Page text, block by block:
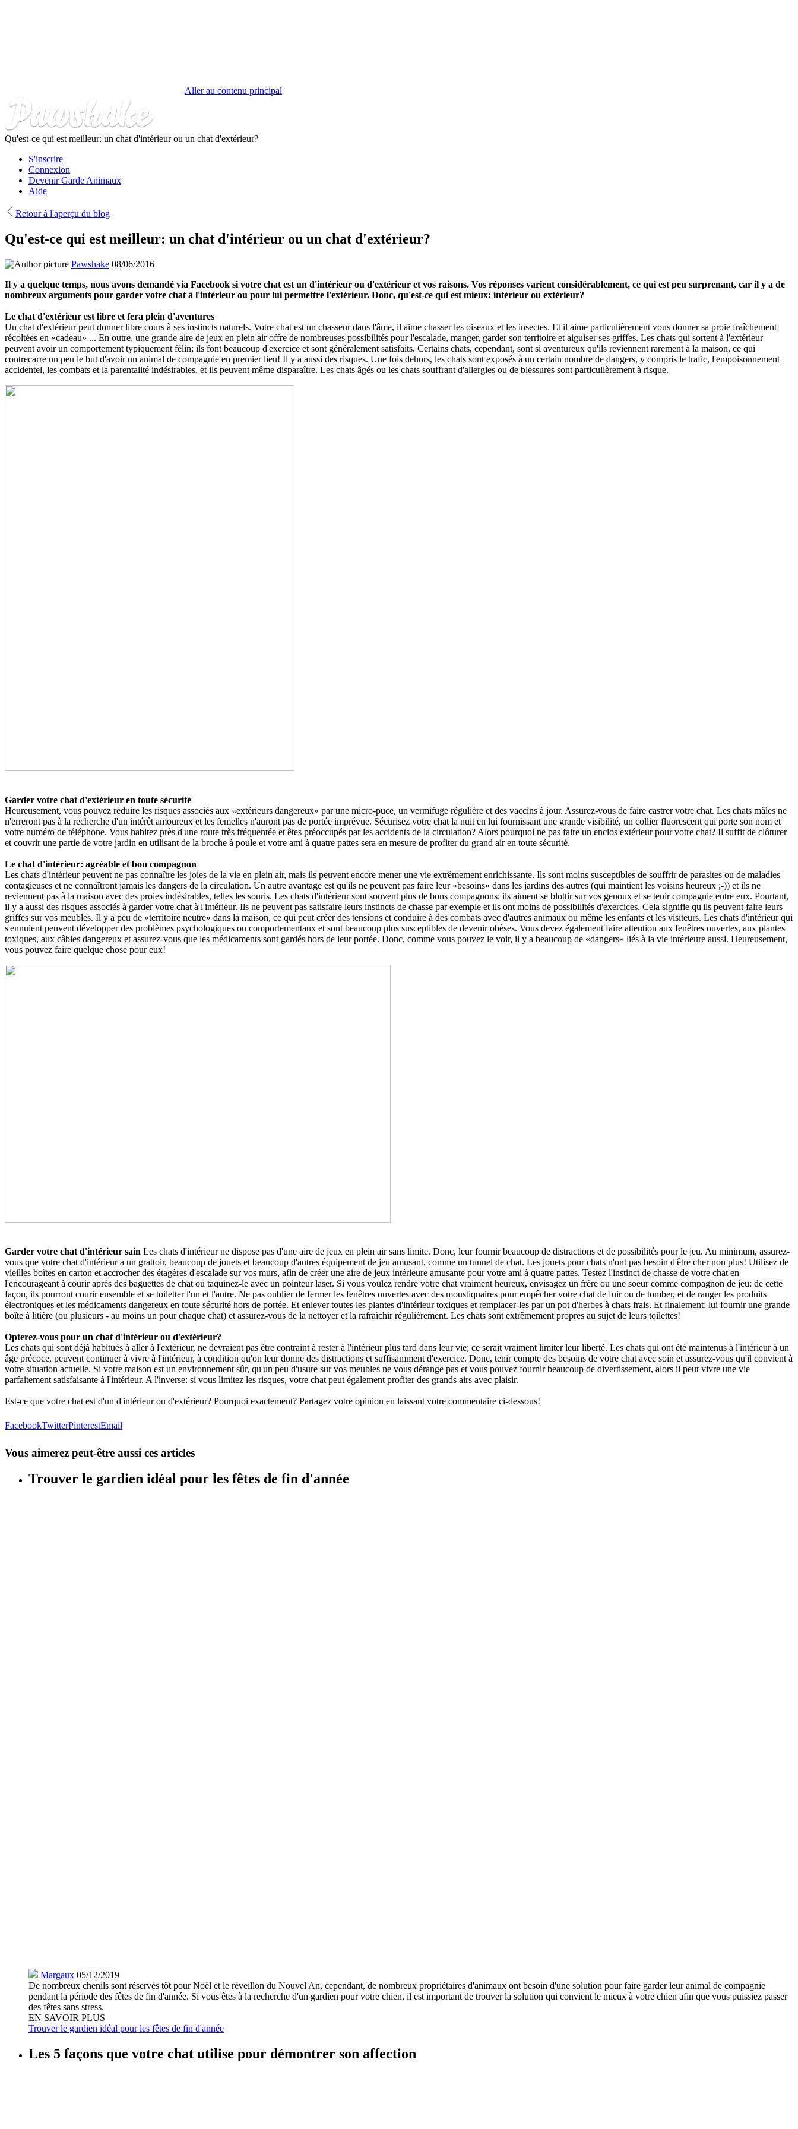
Aller au contenu principal
Qu'est-ce qui est meilleur: un chat d'intérieur ou un chat d'extérieur?
S'inscrire
Connexion
Devenir Garde Animaux
Aide
Retour à l'aperçu du blog
Qu'est-ce qui est meilleur: un chat d'intérieur ou un chat d'extérieur?
Pawshake 08/06/2016
Il y a quelque temps, nous avons demandé via Facebook si votre chat est un d'intérieur ou d'extérieur et vos raisons. Vos réponses varient considérablement, ce qui est peu surprenant, car il y a de
nombreux arguments pour garder votre chat à l'intérieur ou pour lui permettre l'extérieur. Donc, qu'est-ce qui est mieux: intérieur ou extérieur?
Le chat d'extérieur est libre et fera plein d'aventures
Un chat d'extérieur peut donner libre cours à ses instincts naturels. Votre chat est un chasseur dans l'âme, il aime chasser les oiseaux et les insectes. Et il aime particulièrement vous donner sa proie fraîchement
récoltées en «cadeau» ... En outre, une grande aire de jeux en plein air offre de nombreuses possibilités pour l'escalade, manger, garder son territoire et aiguiser ses griffes. Les chats qui sortent à l'extérieur
peuvent avoir un comportement typiquement félin; ils font beaucoup d'exercice et sont généralement satisfaits. Certains chats, cependant, sont si aventureux qu'ils reviennent rarement à la maison, ce qui
contrecarre un peu le but d'avoir un animal de compagnie en premier lieu! Il y a aussi des risques. Une fois dehors, les chats sont exposés à un certain nombre de dangers, y compris le trafic, l'empoisonnement
accidentel, les combats et la parentalité indésirables, et ils peuvent même disparaître. Les chats âgés ou les chats souffrant d'allergies ou de blessures sont particulièrement à risque.
Garder votre chat d'extérieur en toute sécurité
Heureusement, vous pouvez réduire les risques associés aux «extérieurs dangereux» par une micro-puce, un vermifuge régulière et des vaccins à jour. Assurez-vous de faire castrer votre chat. Les chats mâles ne
n'erreront pas à la recherche d'un intérêt amoureux et les femelles n'auront pas de portée imprévue. Sécurisez votre chat la nuit en lui fournissant une grande visibilité, un collier fluorescent qui porte son nom et
votre numéro de téléphone. Vous habitez près d'une route très fréquentée et êtes préoccupés par les accidents de la circulation? Alors pourquoi ne pas faire un enclos extérieur pour votre chat? Il suffit de clôturer
et couvrir une partie de votre jardin en utilisant de la broche à poule et votre ami à quatre pattes sera en mesure de profiter du grand air en toute sécurité.
Le chat d'intérieur: agréable et bon compagnon
Les chats d'intérieur peuvent ne pas connaître les joies de la vie en plein air, mais ils peuvent encore mener une vie extrêmement enrichissante. Ils sont moins susceptibles de souffrir de parasites ou de maladies
contagieuses et ne connaîtront jamais les dangers de la circulation. Un autre avantage est qu'ils ne peuvent pas faire leur «besoins» dans les jardins des autres (qui maintient les voisins heureux ;-)) et ils ne
reviennent pas à la maison avec des proies indésirables, telles les souris. Les chats d'intérieur sont souvent plus de bons compagnons: ils aiment se blottir sur vos genoux et se tenir compagnie entre eux. Pourtant,
il y a aussi des risques associés à garder votre chat à l'intérieur. Ils ne peuvent pas satisfaire leurs instincts de chasse par exemple et ils ont moins de possibilités d'exercices. Cela signifie qu'ils peuvent faire leurs
griffes sur vos meubles. Il y a peu de «territoire neutre» dans la maison, ce qui peut créer des tensions et conduire à des combats avec d'autres animaux ou même les enfants et les visiteurs. Les chats d'intérieur qui
s'ennuient peuvent développer des problèmes psychologiques ou comportementaux et sont beaucoup plus susceptibles de devenir obèses. Vous devez également faire attention aux fenêtres ouvertes, aux plantes
toxiques, aux câbles dangereux et assurez-vous que les médicaments sont gardés hors de leur portée. Donc, comme vous pouvez le voir, il y a beaucoup de «dangers» liés à la vie intérieure aussi. Heureusement,
vous pouvez faire quelque chose pour eux!
Garder votre chat d'intérieur sain Les chats d'intérieur ne dispose pas d'une aire de jeux en plein air sans limite. Donc, leur fournir beaucoup de distractions et de possibilités pour le jeu. Au minimum, assurez-
vous que votre chat d'intérieur a un grattoir, beaucoup de jouets et beaucoup d'autres équipement de jeu amusant, comme un tunnel de chat. Les jouets pour chats n'ont pas besoin d'être cher non plus! Utilisez de
vieilles boîtes en carton et accrocher des étagères d'escalade sur vos murs, afin de créer une aire de jeux intérieure amusante pour votre ami à quatre pattes. Testez l'instinct de chasse de votre chat en
l'encourageant à courir après des baguettes de chat ou taquinez-le avec un pointeur laser. Si vous voulez rendre votre chat vraiment heureux, envisagez un frère ou une soeur comme compagnon de jeu: de cette
façon, ils pourront courir ensemble et se toiletter l'un et l'autre. Ne pas oublier de fermer les fenêtres ouvertes avec des moustiquaires pour empêcher votre chat de fuir ou de tomber, et de ranger les produits
électroniques et les médicaments dangereux en toute sécurité hors de portée. Et enlever toutes les plantes d'intérieur toxiques et remplacer-les par un pot d'herbes à chats frais. Et finalement: lui fournir une grande
boîte à litière (ou plusieurs - au moins un pour chaque chat) et assurez-vous de la nettoyer et la rafraîchir régulièrement. Les chats sont extrêmement propres au sujet de leurs toilettes!
Opterez-vous pour un chat d'intérieur ou d'extérieur?
Les chats qui sont déjà habitués à aller à l'extérieur, ne devraient pas être contraint à rester à l'intérieur plus tard dans leur vie; ce serait vraiment limiter leur liberté. Les chats qui ont été maintenus à l'intérieur à un
âge précoce, peuvent continuer à vivre à l'intérieur, à condition qu'on leur donne des distractions et suffisamment d'exercice. Donc, tenir compte des besoins de votre chat avec soin et assurez-vous qu'il convient à
votre situation actuelle. Si votre maison est un environnement sûr, qu'un peu d'usure sur vos meubles ne vous dérange pas et vous pouvez fournir beaucoup de divertissement, alors il peut vivre une vie
parfaitement satisfaisante à l'intérieur. A l'inverse: si vous limitez les risques, votre chat peut également profiter des grands airs avec plaisir.
Est-ce que votre chat est d'un d'intérieur ou d'extérieur? Pourquoi exactement? Partagez votre opinion en laissant votre commentaire ci-dessous!
FacebookTwitterPinterestEmail
Vous aimerez peut-être aussi ces articles
Trouver le gardien idéal pour les fêtes de fin d'année
Margaux 05/12/2019
De nombreux chenils sont réservés tôt pour Noël et le réveillon du Nouvel An, cependant, de nombreux propriétaires d'animaux ont besoin d'une solution pour faire garder leur animal de compagnie
pendant la période des fêtes de fin d'année. Si vous êtes à la recherche d'un gardien pour votre chien, il est important de trouver la solution qui convient le mieux à votre chien afin que vous puissiez passer
des fêtes sans stress.
EN SAVOIR PLUS
Trouver le gardien idéal pour les fêtes de fin d'année
Les 5 façons que votre chat utilise pour démontrer son affection